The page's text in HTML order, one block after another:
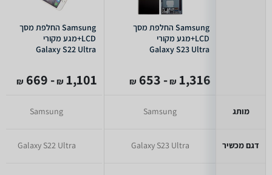
מותג
דגם מכשיר
Samsung החלפת מסך
LCD+מגע מקורי
Galaxy S23 Ultra
1,316
₪
- 653
₪
Samsung
Galaxy S23 Ultra
Samsung החלפת מסך
LCD+מגע מקורי
Galaxy S22 Ultra
1,101
₪
- 669
₪
Samsung
Galaxy S22 Ultra